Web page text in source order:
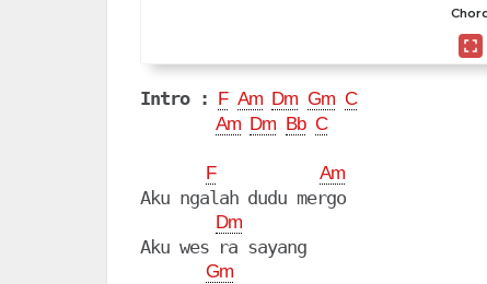
Intro : F Am Dm Gm C
Am Dm Bb C
F Am
Aku ngalah dudu mergo
Dm
Aku wes ra sayang
Gm